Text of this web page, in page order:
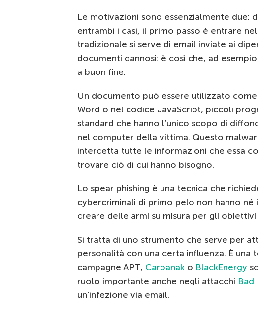
Le motivazioni sono essenzialmente due:
entrambi i casi, il primo passo è entrare
tradizionale si serve di email inviate ai
documenti dannosi: è così che, ad
a buon fine.
Un documento può essere utilizzato
Word o nel codice JavaScript, piccoli
standard che hanno l’unico scopo di
nel computer della vittima. Questo
intercetta tutte le informazioni che essa
trovare ciò di cui hanno bisogno.
Lo spear phishing è una tecnica che
cybercriminali di primo pelo non hanno
creare delle armi su misura per gli
Si tratta di uno strumento che serve per
personalità con una certa influenza. È una
campagne APT, Carbanak o BlackEnergy
ruolo importante anche negli attacchi Bad
un’infezione via email.